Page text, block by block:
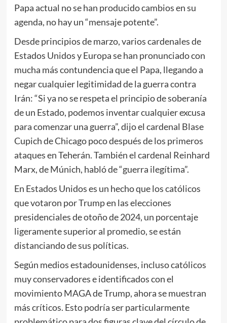
Papa actual no se han producido cambios en su
agenda, no hay un “mensaje potente”.
Desde principios de marzo, varios cardenales de
Estados Unidos y Europa se han pronunciado con
mucha más contundencia que el Papa, llegando a
negar cualquier legitimidad de la guerra contra
Irán: “Si ya no se respeta el principio de soberanía
de un Estado, podemos inventar cualquier excusa
para comenzar una guerra”, dijo el cardenal Blase
Cupich de Chicago poco después de los primeros
ataques en Teherán. También el cardenal Reinhard
Marx, de Múnich, habló de “guerra ilegítima”.
En Estados Unidos es un hecho que los católicos
que votaron por Trump en las elecciones
presidenciales de otoño de 2024, un porcentaje
ligeramente superior al promedio, se están
distanciando de sus políticas.
Según medios estadounidenses, incluso católicos
muy conservadores e identificados con el
movimiento MAGA de Trump, ahora se muestran
más críticos. Esto podría ser particularmente